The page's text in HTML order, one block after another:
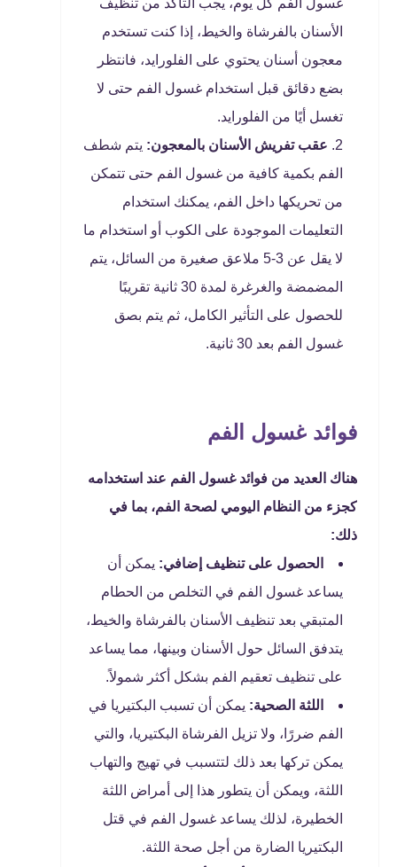
غسول الفم كل يوم، يجب التأكد من تنظيف
الأسنان بالفرشاة والخيط، إذا كنت تستخدم
معجون أسنان يحتوي على الفلورايد، فانتظر
بضع دقائق قبل استخدام غسول الفم حتى لا
تغسل أيًا من الفلورايد.
عقب تفريش الأسنان بالمعجون: يتم شطف
الفم بكمية كافية من غسول الفم حتى تتمكن
من تحريكها داخل الفم، يمكنك استخدام
التعليمات الموجودة على الكوب أو استخدام ما
لا يقل عن 3-5 ملاعق صغيرة من السائل، يتم
المضمضة والغرغرة لمدة 30 ثانية تقريبًا
للحصول على التأثير الكامل، ثم يتم بصق
غسول الفم بعد 30 ثانية.
فوائد غسول الفم
هناك العديد من فوائد غسول الفم عند استخدامه
كجزء من النظام اليومي لصحة الفم، بما في
ذلك:
الحصول على تنظيف إضافي: يمكن أن
يساعد غسول الفم في التخلص من الحطام
المتبقي بعد تنظيف الأسنان بالفرشاة والخيط،
يتدفق السائل حول الأسنان وبينها، مما يساعد
على تنظيف تعقيم الفم بشكل أكثر شمولاً.
اللثة الصحية: يمكن أن تسبب البكتيريا في
الفم ضررًا، ولا تزيل الفرشاة البكتيريا، والتي
يمكن تركها بعد ذلك لتتسبب في تهيج والتهاب
اللثة، ويمكن أن يتطور هذا إلى أمراض اللثة
الخطيرة، لذلك يساعد غسول الفم في قتل
البكتيريا الضارة من أجل صحة اللثة.